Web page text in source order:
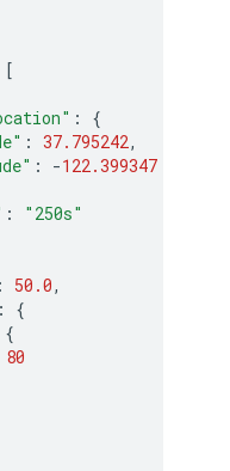
[
:
{
: 37.795242,
: -122.399347
:
"250s"
: 50.0,
:
{
{
80